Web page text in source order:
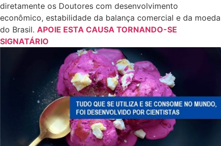
diretamente os Doutores com desenvolvimento
econômico, estabilidade da balança comercial e da moeda
do Brasil. APOIE ESTA CAUSA TORNANDO-SE
SIGNATÁRIO